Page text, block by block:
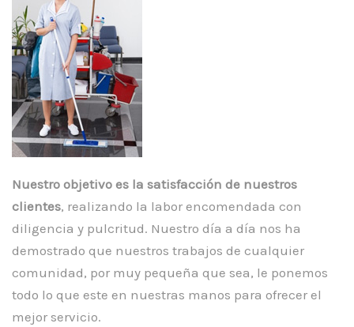
Nuestro objetivo es la satisfacción de nuestros
clientes, realizando la labor encomendada con
diligencia y pulcritud. Nuestro día a día nos ha
demostrado que nuestros trabajos de cualquier
comunidad, por muy pequeña que sea, le ponemos
todo lo que este en nuestras manos para ofrecer el
mejor servicio.